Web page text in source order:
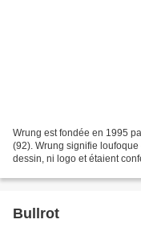
Wrung est fondée en 1995
(92). Wrung signifie
dessin, ni logo et étaient
Bullrot